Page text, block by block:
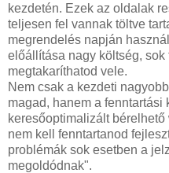
kezdetén. Ezek az oldalak
teljesen fel vannak töltve
megrendelés napján
előállítása nagy költség, sok
megtakaríthatod vele.
Nem csak a kezdeti
magad, hanem a fenntartási
keresőoptimalizált
nem kell fenntartanod
problémák sok esetben a
megoldódnak".